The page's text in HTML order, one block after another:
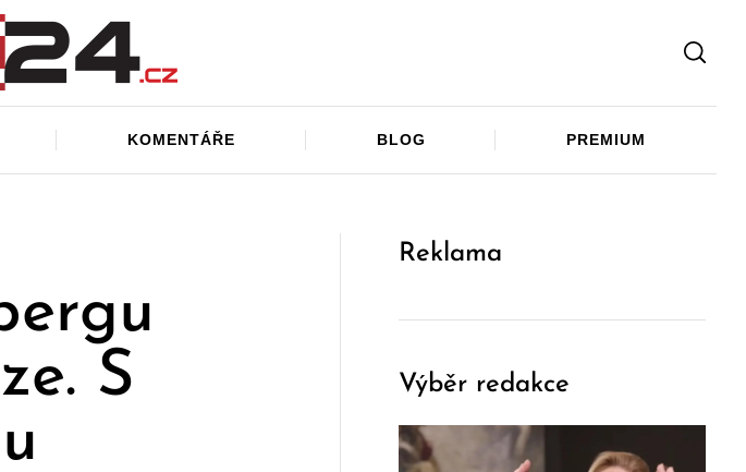
KOMENTÁŘE BLOG PREMIUM
S
Reklama
Výběr redakce